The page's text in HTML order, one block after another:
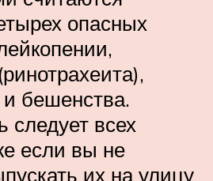
опасных
бешенства.
следует всех
если вы не
их на улицу